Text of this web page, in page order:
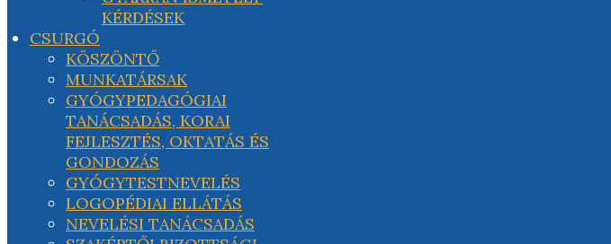
KÉRDÉSEK
CSURGÓ
KÖSZÖNTŐ
MUNKATÁRSAK
GYÓGYPEDAGÓGIAI
TANÁCSADÁS, KORAI
FEJLESZTÉS, OKTATÁS ÉS
GONDOZÁS
GYÓGYTESTNEVELÉS
LOGOPÉDIAI ELLÁTÁS
NEVELÉSI TANÁCSADÁS